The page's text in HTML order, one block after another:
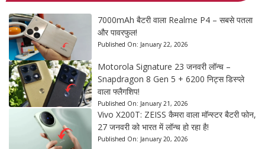
7000mAh बैटरी वाला Realme P4 – सबसे पतला
और पावरफुल!
Published On: January 22, 2026
Motorola Signature 23 जनवरी लॉन्च –
Snapdragon 8 Gen 5 + 6200 निट्स डिस्प्ले
वाला फ्लैगशिप!
Published On: January 21, 2026
Vivo X200T: ZEISS कैमरा वाला मॉन्स्टर बैटरी फोन,
27 जनवरी को भारत में लॉन्च हो रहा है!
Published On: January 20, 2026